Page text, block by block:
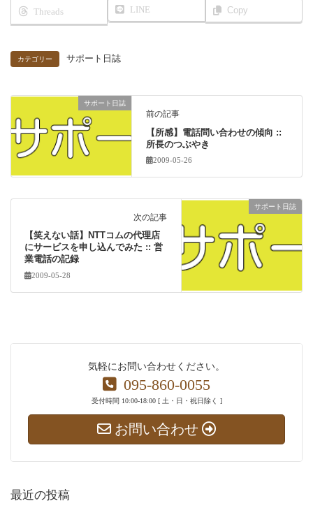
Threads LINE Copy
カテゴリー サポート日誌
サポート日誌
前の記事
【所感】電話問い合わせの傾向 ::
所長のつぶやき
2009-05-26
サポート日誌
次の記事
【笑えない話】NTTコムの代理店
にサービスを申し込んでみた :: 営
業電話の記録
2009-05-28
気軽にお問い合わせください。
095-860-0055
受付時間 10:00-18:00 [ 土・日・祝日除く ]
お問い合わせ
最近の投稿